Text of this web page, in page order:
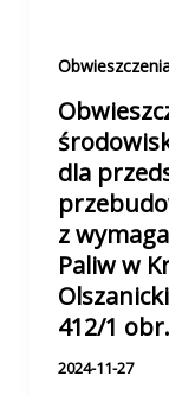
dla
z
Paliw w
412/1
2024-11-27